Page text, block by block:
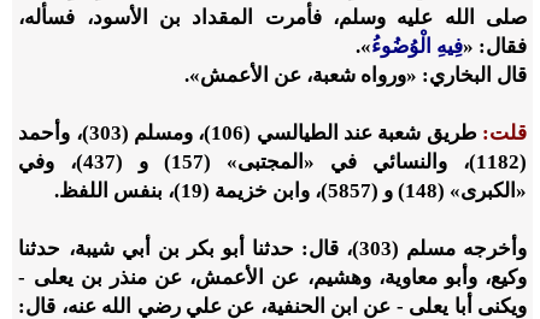
صلى الله عليه وسلم، فأمرت المقداد بن الأسود، فسأله،
فقال: «فِيهِ الْوُضُوءُ».
قال البخاري: «ورواه شعبة، عن الأعمش».
قلت:
طريق شعبة عند الطيالسي (106)، ومسلم (303)، وأحمد
(1182)، والنسائي في «المجتبى» (157) و (437)، وفي
«الكبرى» (148) و (5857)، وابن خزيمة (19)، بنفس اللفظ.
وأخرجه مسلم (303)، قال: حدثنا أبو بكر بن أبي شيبة، حدثنا
وكيع، وأبو معاوية، وهشيم، عن الأعمش، عن منذر بن يعلى -
ويكنى أبا يعلى - عن ابن الحنفية، عن علي رضي الله عنه، قال: